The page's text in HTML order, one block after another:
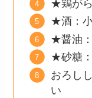
★鶏が
★酒：
★醤油
★砂糖
おろし
い